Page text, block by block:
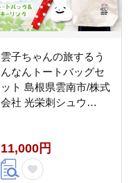
雲子ちゃんの旅するう
んなんトートバッグセ
ット 島根県雲南市/株式
会社 光栄刺シュウ
11,000円